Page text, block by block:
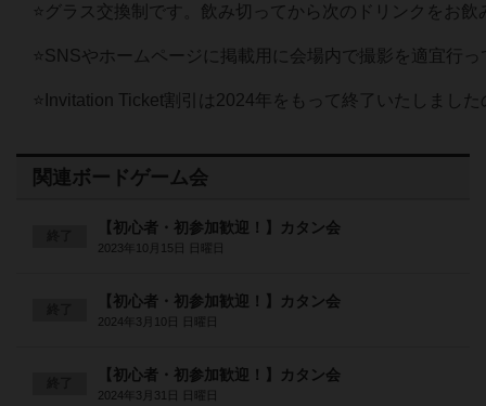
⭐グラス交換制です。飲み切ってから次のドリンクをお飲
⭐SNSやホームページに掲載用に会場内で撮影を適宜行
⭐Invitation Ticket割引は2024年をもって終了いたしまし
関連ボードゲーム会
【初心者・初参加歓迎！】カタン会
2023年10月15日 日曜日
【初心者・初参加歓迎！】カタン会
2024年3月10日 日曜日
【初心者・初参加歓迎！】カタン会
2024年3月31日 日曜日